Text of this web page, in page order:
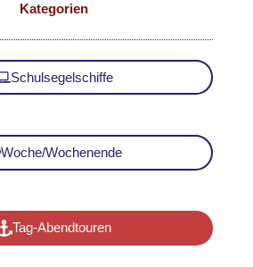
Kategorien
Schulsegelschiffe
Woche/Wochenende
Tag-Abendtouren